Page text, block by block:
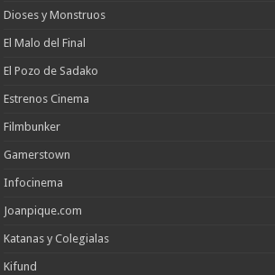
Dioses y Monstruos
El Malo del Final
El Pozo de Sadako
Estrenos Cinema
Filmbunker
Gamerstown
Infocinema
Joanpique.com
Katanas y Colegialas
Kifund